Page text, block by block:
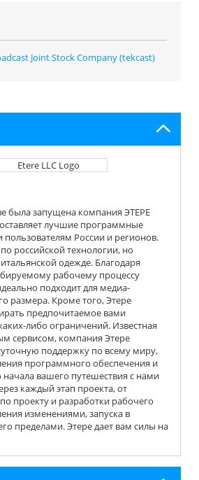
Joint Stock Company (tekcast)
была запущена компания ЭТЕРЕ
лучшие программные
пользователям России и регионов.
российской технологии, но
одежде. Благодаря
рабочему процессу
подходит для медиа-
размера. Кроме того, Этере
предпочитаемое вами
либо ограничений. Известная
сервисом, компания Этере
поддержку по всему миру,
программного обеспечения и
вашего путешествия с нами
каждый этап проекта, от
проекту и разработки рабочего
изменениями, запуска в
пределами. Этере дает вам силы на